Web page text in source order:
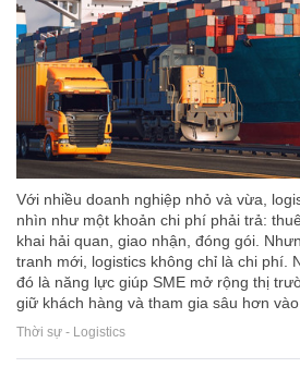
Với nhiều doanh nghiệp nhỏ và vừa,
nhìn như một khoản chi phí phải trả:
khai hải quan, giao nhận, đóng gói.
tranh mới, logistics không chỉ là chi phí.
đó là năng lực giúp SME mở rộng thị
giữ khách hàng và tham gia sâu hơn
Thời sự - Logistics